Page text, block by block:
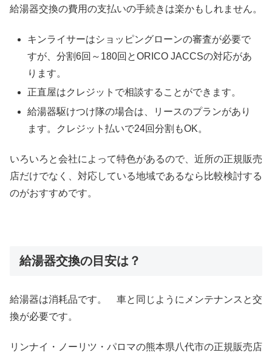
給湯器交換の費用の支払いの手続きは楽かもしれません。
キンライサーはショッピングローンの審査が必要で
すが、分割6回～180回とORICO JACCSの対応があ
ります。
正直屋はクレジットで相談することができます。
給湯器駆けつけ隊の場合は、リースのプランがあり
ます。クレジット払いで24回分割もOK。
いろいろと会社によって特色があるので、近所の正規販売
店だけでなく、対応している地域であるなら比較検討する
のがおすすめです。
給湯器交換の目安は？
給湯器は消耗品です。 車と同じようにメンテナンスと交
換が必要です。
リンナイ・ノーリツ・パロマの熊本県八代市の正規販売店